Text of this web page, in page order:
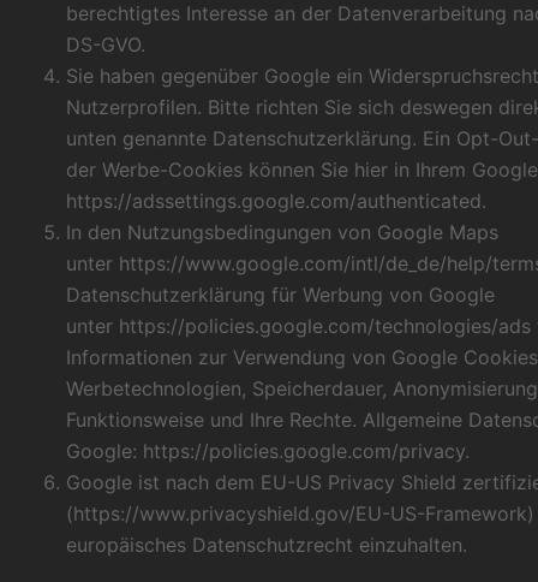
berechtigtes Interesse an der Datenverarbeitung
DS-GVO.
Sie haben gegenüber Google ein
Nutzerprofilen. Bitte richten Sie sich deswegen
unten genannte Datenschutzerklärung. Ein Opt-
der Werbe-Cookies können Sie hier in Ihrem
https://adssettings.google.com/authenticated.
In den Nutzungsbedingungen von Google Maps
unter https://www.google.com/intl/de_de/help/
Datenschutzerklärung für Werbung von Google
unter https://policies.google.com/technologies/ads
Informationen zur Verwendung von Google
Werbetechnologien, Speicherdauer,
Funktionsweise und Ihre Rechte. Allgemeine
Google: https://policies.google.com/privacy.
Google ist nach dem EU-US Privacy Shield
(https://www.privacyshield.gov/EU-US-Framework
europäisches Datenschutzrecht einzuhalten.